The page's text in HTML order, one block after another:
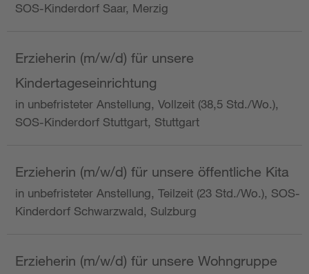
SOS-Kinderdorf Saar, Merzig
Erzieherin (m/w/d) für unsere
Kindertageseinrichtung
in unbefristeter Anstellung, Vollzeit (38,5 Std./Wo.),
SOS-Kinderdorf Stuttgart, Stuttgart
Erzieherin (m/w/d) für unsere öffentliche Kita
in unbefristeter Anstellung, Teilzeit (23 Std./Wo.), SOS-
Kinderdorf Schwarzwald, Sulzburg
Erzieherin (m/w/d) für unsere Wohngruppe